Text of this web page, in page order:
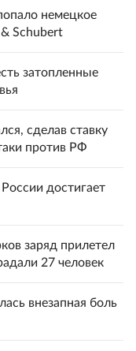
немецкое
Schubert
затопленные
сделав ставку
против РФ
достигает
заряд прилетел
27 человек
внезапная боль